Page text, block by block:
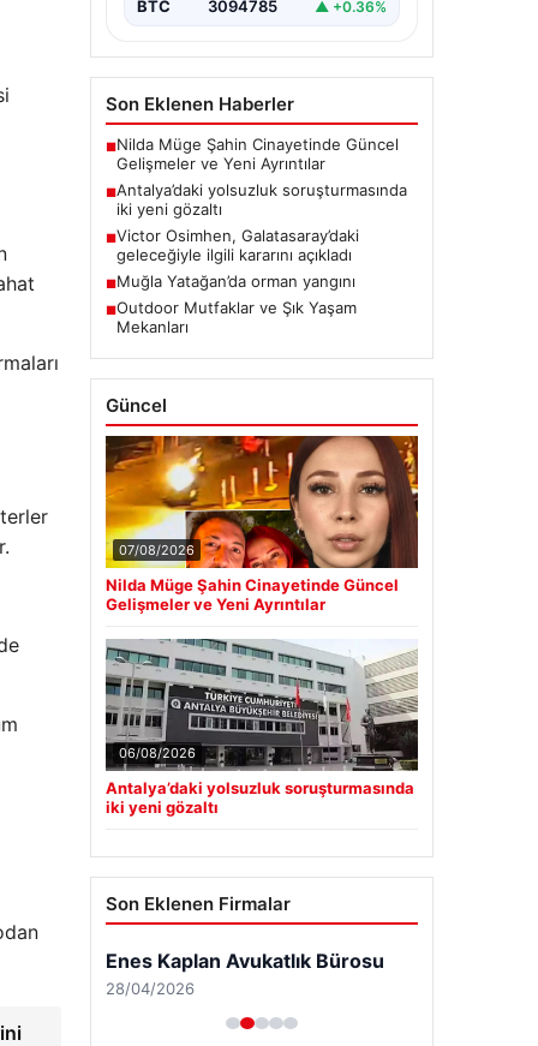
BTC 3094785 ▲ +0.36%
Son Eklenen Haberler
■Nilda Müge Şahin Cinayetinde Güncel
Gelişmeler ve Yeni Ayrıntılar
■Antalya’daki yolsuzluk soruşturmasında
iki yeni gözaltı
■Victor Osimhen, Galatasaray’daki
geleceğiyle ilgili kararını açıkladı
■Muğla Yatağan’da orman yangını
■Outdoor Mutfaklar ve Şık Yaşam
Mekanları
Güncel
07/08/2026
Nilda Müge Şahin Cinayetinde Güncel
Gelişmeler ve Yeni Ayrıntılar
06/08/2026
Antalya’daki yolsuzluk soruşturmasında
iki yeni gözaltı
Son Eklenen Firmalar
Enes Kaplan Avukatlık Bürosu
28/04/2026